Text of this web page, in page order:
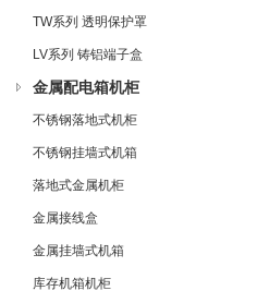
TW系列 透明保护罩
LV系列 铸铝端子盒
金属配电箱机柜
不锈钢落地式机柜
不锈钢挂墙式机箱
落地式金属机柜
金属接线盒
金属挂墙式机箱
库存机箱机柜